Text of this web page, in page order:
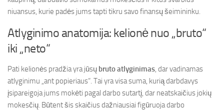
niuansus, kurie padės jums tapti tikru savo finansų šeimininku.
Atlyginimo anatomija: kelionė nuo „bruto“
iki „neto“
Pati kelionės pradžia yra jūsų bruto atlyginimas, dar vadinamas
atlyginimu „ant popieriaus“. Tai yra visa suma, kurią darbdavys
įsipareigoja jums mokėti pagal darbo sutartį, dar neatskaičius jokių
mokesčių. Būtent šis skaičius dažniausiai figūruoja darbo